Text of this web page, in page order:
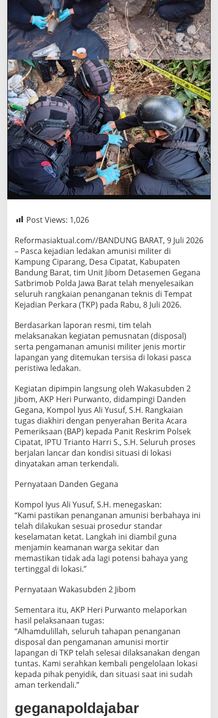
Post Views: 1,026
Reformasiaktual.com//BANDUNG BARAT, 9 Juli 2026
– Pasca kejadian ledakan amunisi militer di
Kampung Ciparang, Desa Cipatat, Kabupaten
Bandung Barat, tim Unit Jibom Detasemen Gegana
Satbrimob Polda Jawa Barat telah menyelesaikan
seluruh rangkaian penanganan teknis di Tempat
Kejadian Perkara (TKP) pada Rabu, 8 Juli 2026.
Berdasarkan laporan resmi, tim telah
melaksanakan kegiatan pemusnatan (disposal)
serta pengamanan amunisi militer jenis mortir
lapangan yang ditemukan tersisa di lokasi pasca
peristiwa ledakan.
Kegiatan dipimpin langsung oleh Wakasubden 2
Jibom, AKP Heri Purwanto, didampingi Danden
Gegana, Kompol Iyus Ali Yusuf, S.H. Rangkaian
tugas diakhiri dengan penyerahan Berita Acara
Pemeriksaan (BAP) kepada Panit Reskrim Polsek
Cipatat, IPTU Trianto Harri S., S.H. Seluruh proses
berjalan lancar dan kondisi situasi di lokasi
dinyatakan aman terkendali.
Pernyataan Danden Gegana
Kompol Iyus Ali Yusuf, S.H. menegaskan:
“Kami pastikan penanganan amunisi berbahaya ini
telah dilakukan sesuai prosedur standar
keselamatan ketat. Langkah ini diambil guna
menjamin keamanan warga sekitar dan
memastikan tidak ada lagi potensi bahaya yang
tertinggal di lokasi.”
Pernyataan Wakasubden 2 Jibom
Sementara itu, AKP Heri Purwanto melaporkan
hasil pelaksanaan tugas:
“Alhamdulillah, seluruh tahapan penanganan
disposal dan pengamanan amunisi mortir
lapangan di TKP telah selesai dilaksanakan dengan
tuntas. Kami serahkan kembali pengelolaan lokasi
kepada pihak penyidik, dan situasi saat ini sudah
aman terkendali.”
geganapoldajabar